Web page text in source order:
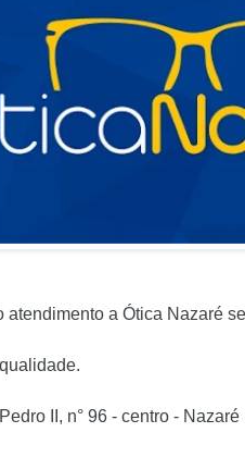
atendimento a Ótica Nazaré
II, n° 96 - centro - Nazaré